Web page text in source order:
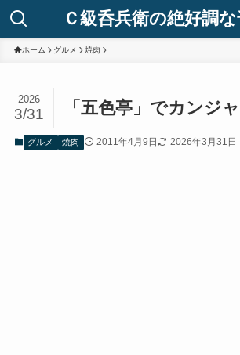
Ｃ級呑兵衛の絶好調
ホーム グルメ 焼肉
「五色亭」でカンジ
2026
3/31
グルメ 焼肉 2011年4月9日 2026年3月31日